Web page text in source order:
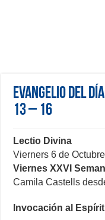
Evangelio del
13 – 16
Lectio Divina
Vierners 6 de
Viernes XXVI
Camila Castells
Invocación al